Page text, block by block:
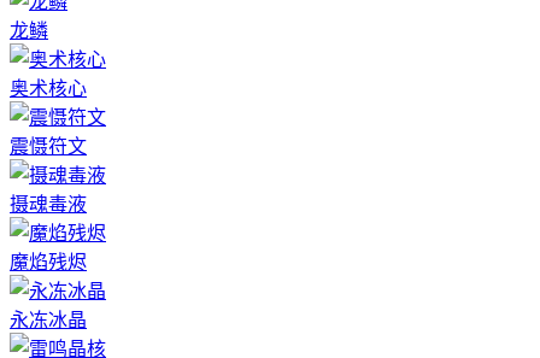
龙鳞
奥术核心
震慑符文
摄魂毒液
魔焰残烬
永冻冰晶